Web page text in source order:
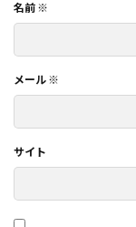
名前 ※
メール ※
サイト